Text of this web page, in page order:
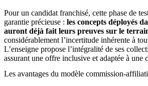
Pour un candidat franchisé, cette phase de
garantie précieuse : les concepts déployés
auront déjà fait leurs preuves sur le
considérablement l’incertitude inhérente à
L’enseigne propose l’intégralité de ses
assurant une offre inclusive et adaptée à une
Les avantages du modèle commission-